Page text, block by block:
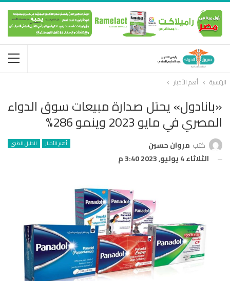
الرئيسية أهم الأخبار
«بانادول» يحتل صدارة مبيعات سوق الدواء
المصري في مايو 2023 وينمو 286%
أهم الأخبار الدليل الطبى كتب مروان حسين
الثلاثاء 4 يوليو, 2023 3:40 م